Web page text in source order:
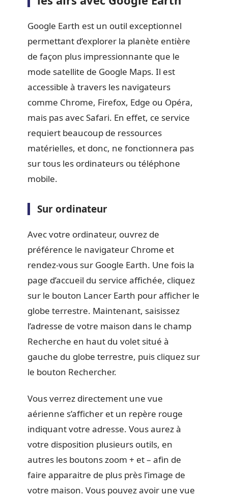
Google Earth est un outil exceptionnel
permettant d’explorer la planète entière
de façon plus impressionnante que le
mode satellite de Google Maps. Il est
accessible à travers les navigateurs
comme Chrome, Firefox, Edge ou Opéra,
mais pas avec Safari. En effet, ce service
requiert beaucoup de ressources
matérielles, et donc, ne fonctionnera pas
sur tous les ordinateurs ou téléphone
mobile.
Sur ordinateur
Avec votre ordinateur, ouvrez de
préférence le navigateur Chrome et
rendez-vous sur Google Earth. Une fois la
page d’accueil du service affichée, cliquez
sur le bouton Lancer Earth pour afficher le
globe terrestre. Maintenant, saisissez
l’adresse de votre maison dans le champ
Recherche en haut du volet situé à
gauche du globe terrestre, puis cliquez sur
le bouton Rechercher.
Vous verrez directement une vue
aérienne s’afficher et un repère rouge
indiquant votre adresse. Vous aurez à
votre disposition plusieurs outils, en
autres les boutons zoom + et – afin de
faire apparaitre de plus près l’image de
votre maison. Vous pouvez avoir une vue